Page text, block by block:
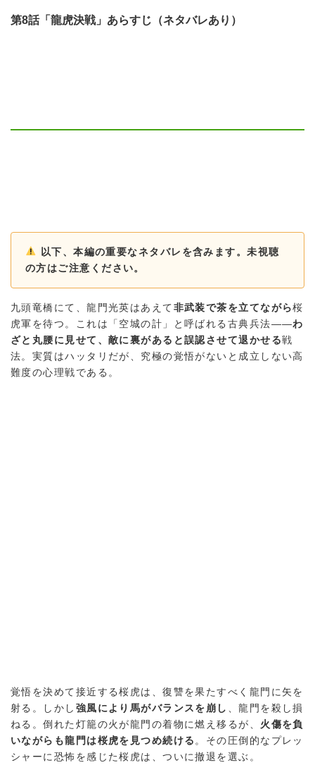
第8話「龍虎決戦」あらすじ（ネタバレあり）
以下、本編の重要なネタバレを含みます。未視聴
の方はご注意ください。
九頭竜橋にて、龍門光英はあえて非武装で茶を立てながら桜
虎軍を待つ。これは「空城の計」と呼ばれる古典兵法——わ
ざと丸腰に見せて、敵に裏があると誤認させて退かせる戦
法。実質はハッタリだが、究極の覚悟がないと成立しない高
難度の心理戦である。
覚悟を決めて接近する桜虎は、復讐を果たすべく龍門に矢を
射る。しかし 強風により馬がバランスを崩し
、龍門を殺し損
ねる。倒れた灯籠の火が龍門の着物に燃え移るが、 火傷を負
いながらも龍門は桜虎を見つめ続ける 。その圧倒的なプレッ
シャーに恐怖を感じた桜虎は、ついに撤退を選ぶ。